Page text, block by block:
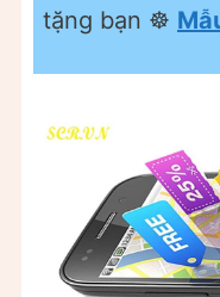
tặng bạn ☸